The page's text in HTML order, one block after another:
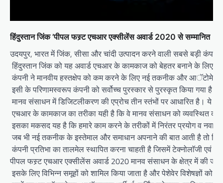
हिंदुस्तान जिंक ’पीपल फस्र्ट एचआर एक्सीलेंस अवार्ड 2020 से सम्मानित
उदयपुर, भारत में जिंक, सीसा और चांदी उत्पादन करने वाली सबसे बड़ी
हिंदुस्तान जिंक को यह अवार्ड एचआर के कामकाज को बेहतर बनाने के लिए
कंपनी ने मानवीय हस्तक्षेप को कम करने के लिए नई तकनीक और आॅटोमेशन
इसी के परिणामस्वरूप कंपनी को सर्वोच्च पुरस्कार से पुरस्कृत किया गया है।
मानव संसाधन में डिजिटलीकरण की एप्रोच तीन स्तंभों पर आधारित है। ये
एचआर के कामकाज का तरीका यही है कि वे मानव संसाधन को व्यवस्थित
इसका मकसद यह है कि हमारे काम करने के तरीकों में निरंतर प्रयोग व
जब भी नई तकनीक के इस्तेमाल और समाधान अपनाने की बात आती है तो
कंपनी प्रतिभा का तालमेल स्थापित करना चाहती है जिसमें टेक्नोलाॅजी एवं
पीपल फस्र्ट एचआर एक्सीलेंस अवार्ड 2020 मानव संसाधन के क्षेत्र में की जा
इसके लिए विभिन्न समूहों को शामिल किया जाता है और पेशेवेर विशेषज्ञों को